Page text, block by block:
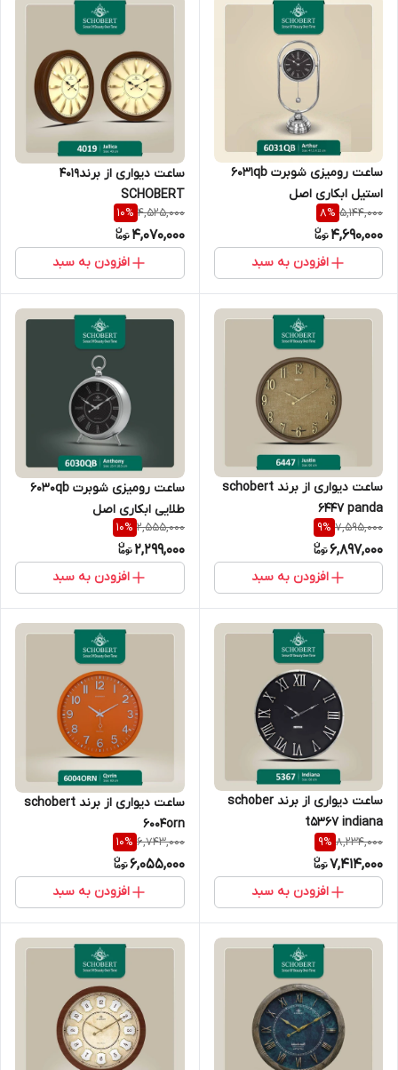
ساعت رومیزی شوبرت 6031qb
استیل ابکاری اصل
5,144,000
8%
4,690,000
افزودن به سبد
ساعت دیواری از برند4019
SCHOBERT
4,525,000
10%
4,070,000
افزودن به سبد
ساعت دیواری از برند schobert
6447 panda
7,595,000
9%
6,897,000
افزودن به سبد
ساعت رومیزی شوبرت 6030qb
طلایی ابکاری اصل
2,555,000
10%
2,299,000
افزودن به سبد
ساعت دیواری از برند schober
t5367 indiana
8,234,000
9%
7,414,000
افزودن به سبد
ساعت دیواری از برند schobert
6004orn
6,743,000
10%
6,055,000
افزودن به سبد